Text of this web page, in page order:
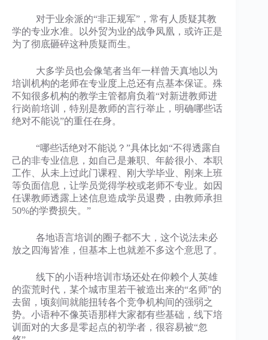
对于业余派的“非正规军”，常有人质疑其教
学的专业水准。以外贸为业的战争凤凰，或许正是
为了彻底砸碎这种质疑而生。
大多学员也会像笔者当年一样曾天真地以为
培训机构的老师在专业度上总还有点基本保证。殊
不知很多机构的教学主管都肩负着“对新进教师进
行岗前培训，特别是教师的言行举止，明确哪些话
绝对不能说”的重任在身。
“哪些话绝对不能说？”具体比如“不得透露自
己的非专业信息，如自己是兼职、年龄很小、本职
工作、从未上过此门课程、刚大学毕业、刚来上班
等负面信息，让学员觉得学校或老师不专业。如因
任课教师透露上述信息造成学员退费，由教师承担
50%的学费损失。”
各地语言培训的圈子都不大，这个说法未必
放之四海皆准，但基本上也就差不多这个意思了。
线下的小语种培训市场还处在仰赖个人英雄
的蛮荒时代，某个城市里若干被造出来的“名师”的
去留，顷刻间就能扭转各个竞争机构间的强弱之
势。小语种不像英语那样大家都有些基础，线下培
训面对的大多是零起点的初学者，很容易被“忽